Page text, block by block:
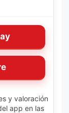
y valoración
app en las